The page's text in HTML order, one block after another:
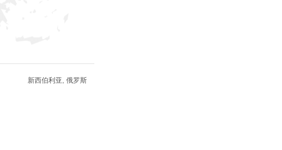
新西伯利亚, 俄罗斯